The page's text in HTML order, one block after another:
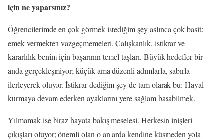
için ne yaparsınız?
Öğrencilerimde en çok görmek istediğim şey aslında çok basit:
emek vermekten vazgeçmemeleri. Çalışkanlık, istikrar ve
kararlılık benim için başarının temel taşları. Büyük hedefler bir
anda gerçekleşmiyor; küçük ama düzenli adımlarla, sabırla
ilerleyerek oluyor. İstikrar dediğim şey de tam olarak bu: Hayal
kurmaya devam ederken ayaklarını yere sağlam basabilmek.
Yılmamak ise biraz hayata bakış meselesi. Herkesin inişleri
çıkışları oluyor; önemli olan o anlarda kendine küsmeden yola